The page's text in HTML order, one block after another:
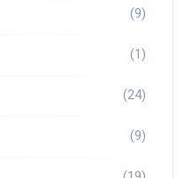
(9)
(1)
(24)
(9)